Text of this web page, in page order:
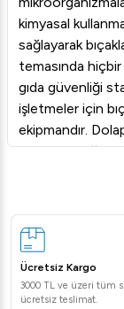
kimyasal
sağlayarak
temasında hiçbir
gıda güvenliği
işletmeler için
ekipmandır.
etmenizi sağlar
Farklı mutfak
tasarlanmış
Kategorimizdeki
20'li), paslanmaz
kapak
Ücretsiz Kargo
3000 TL ve üzeri tüm
ücretsiz teslimat.